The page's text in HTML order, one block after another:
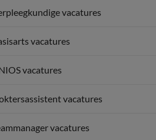
vacatures
vacatures
vacatures
vacatures
vacatures